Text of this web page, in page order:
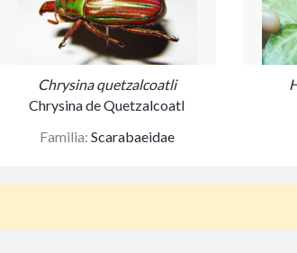
Chrysina quetzalcoatli
Chrysina de Quetzalcoatl
Familia: Scarabaeidae